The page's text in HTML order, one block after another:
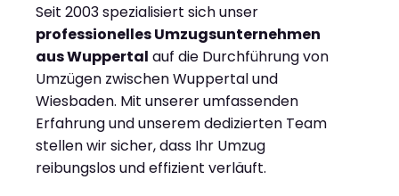
Seit 2003 spezialisiert sich unser
professionelles Umzugsunternehmen
aus Wuppertal auf die Durchführung von
Umzügen zwischen Wuppertal und
Wiesbaden. Mit unserer umfassenden
Erfahrung und unserem dedizierten Team
stellen wir sicher, dass Ihr Umzug
reibungslos und effizient verläuft.